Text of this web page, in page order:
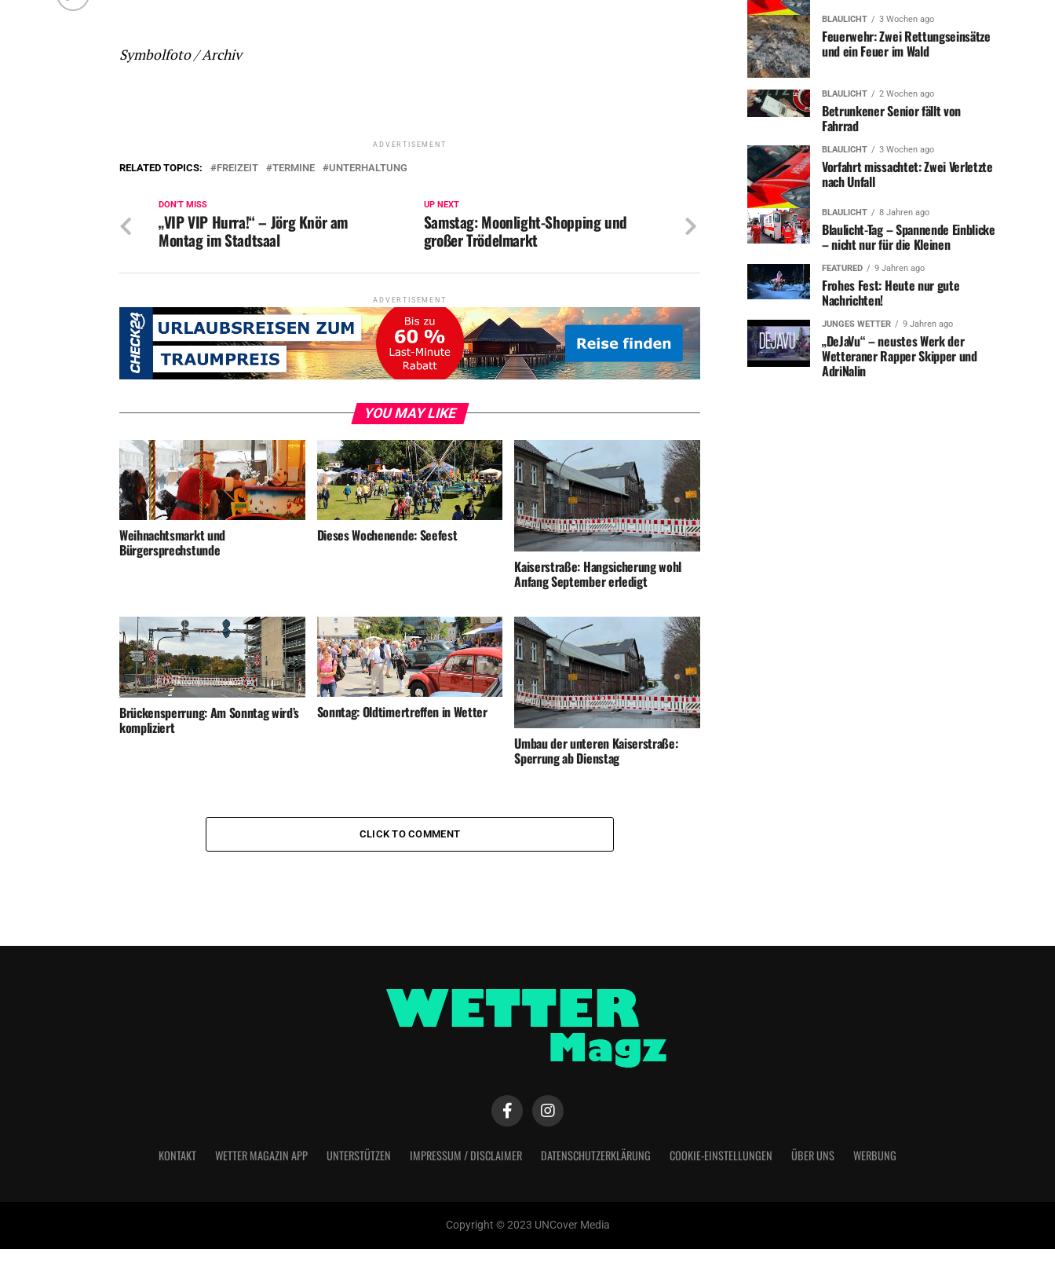
Symbolfoto / Archiv
ADVERTISEMENT
RELATED TOPICS: FREIZEIT TERMINE UNTERHALTUNG
UP NEXT
Samstag: Moonlight-Shopping und
großer Trödelmarkt
DON'T MISS
„VIP VIP Hurra!“ – Jörg Knör am
Montag im Stadtsaal
ADVERTISEMENT
YOU MAY LIKE
Weihnachtsmarkt und
Bürgersprechstunde
Dieses Wochenende: Seefest
Kaiserstraße: Hangsicherung wohl
Anfang September erledigt
Brückensperrung: Am Sonntag wird’s
kompliziert
Sonntag: Oldtimertreffen in Wetter
Umbau der unteren Kaiserstraße:
Sperrung ab Dienstag
CLICK TO COMMENT
BLAULICHT 3 Wochen ago
Feuerwehr: Zwei Rettungseinsätze
und ein Feuer im Wald
BLAULICHT 2 Wochen ago
Betrunkener Senior fällt von
Fahrrad
BLAULICHT 3 Wochen ago
Vorfahrt missachtet: Zwei Verletzte
nach Unfall
BLAULICHT 8 Jahren ago
Blaulicht-Tag – Spannende Einblicke
– nicht nur für die Kleinen
FEATURED 9 Jahren ago
Frohes Fest: Heute nur gute
Nachrichten!
JUNGES WETTER 9 Jahren ago
„DeJaVu“ – neustes Werk der
Wetteraner Rapper Skipper und
AdriNalin
KONTAKT WETTER MAGAZIN APP UNTERSTÜTZEN IMPRESSUM / DISCLAIMER DATENSCHUTZERKLÄRUNG COOKIE-EINSTELLUNGEN ÜBER UNS WERBUNG
Copyright © 2023 UNCover Media